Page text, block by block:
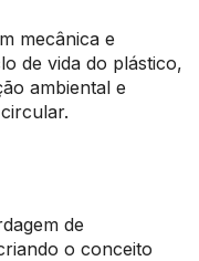
mecânica e
de vida do plástico,
ambiental e
de
o conceito